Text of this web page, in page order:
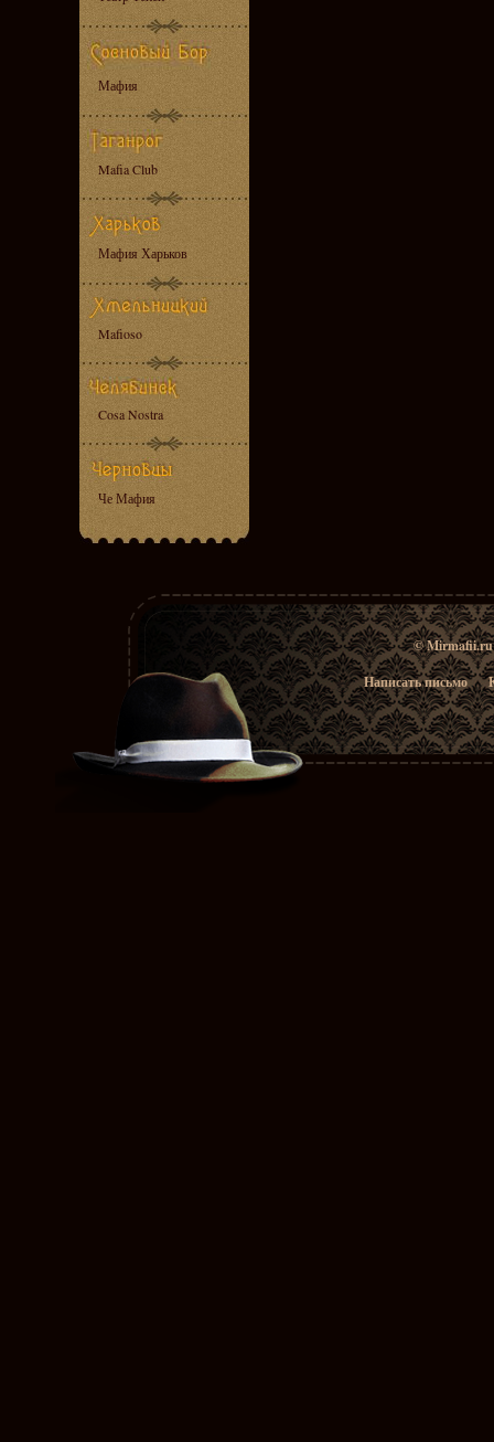
Мафия
Mafia Club
Мафия Харьков
Mafioso
Cosa Nostra
Че Мафия
© Mirmafii.ru
Написать письмо